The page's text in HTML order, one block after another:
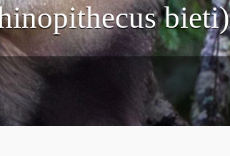
bieti)